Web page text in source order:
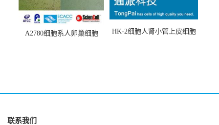
A2780细胞系人卵巢细胞
HK-2细胞人肾小管上皮细胞
联系我们